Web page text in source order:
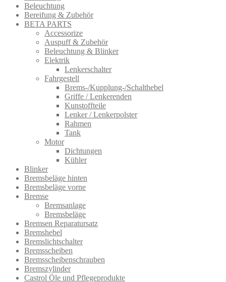
Beleuchtung
Bereifung & Zubehör
BETA PARTS
Accessorize
Auspuff & Zubehör
Beleuchtung & Blinker
Elektrik
Lenkerschalter
Fahrgestell
Brems-/Kupplung-/Schalthebel
Griffe / Lenkerenden
Kunstoffteile
Lenker / Lenkerpolster
Rahmen
Tank
Motor
Dichtungen
Kühler
Blinker
Bremsbeläge hinten
Bremsbeläge vorne
Bremse
Bremsanlage
Bremsbeläge
Bremsen Reparatursatz
Bremshebel
Bremslichtsch​alter
Bremsscheiben
Bremsscheibenschrauben
Bremszylinder
Castrol Öle und Pflegeprodukte